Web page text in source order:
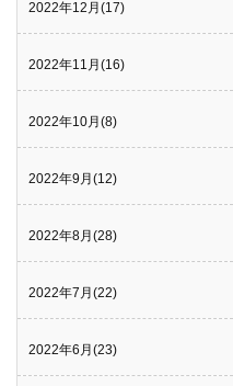
2022年12月(17)
2022年11月(16)
2022年10月(8)
2022年9月(12)
2022年8月(28)
2022年7月(22)
2022年6月(23)